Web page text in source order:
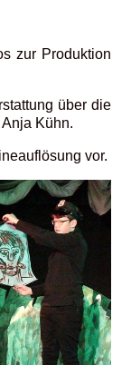
zur Produktion
über die
Kühn.
vor.